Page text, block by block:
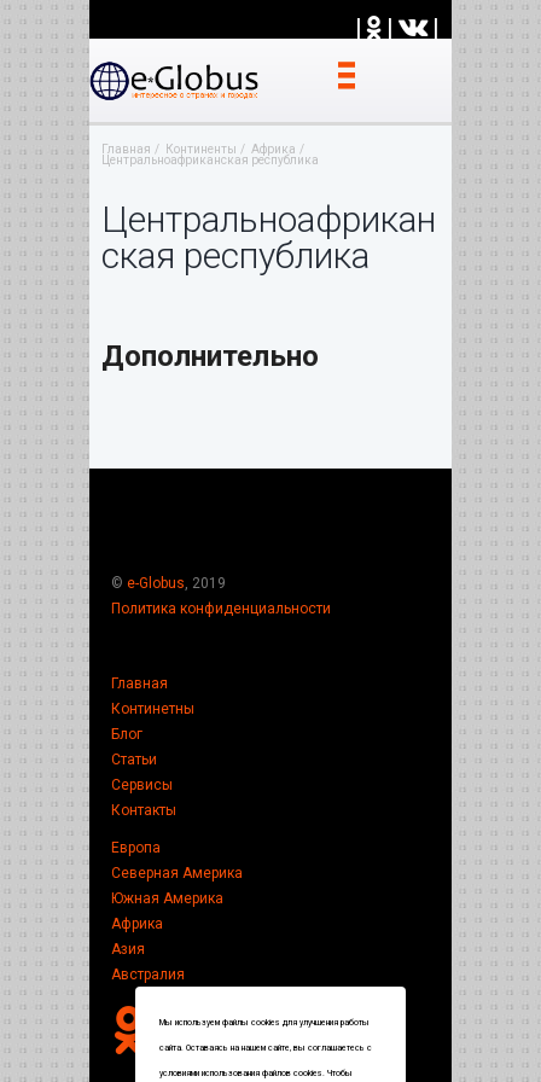
| | |
Главная Континенты
Африка
Центральноафриканская республика
Центральноафрикан
ская республика
Дополнительно
© e-Globus , 2019
Политика конфиденциальности
Главная
Континетны
Блог
Статьи
Сервисы
Контакты
Европа
Северная Америка
Южная Америка
Африка
Азия
Австралия
Мы используем файлы cookies для улучшения работы
сайта. Оставаясь на нашем сайте, вы соглашаетесь с
условиями использования файлов cookies. Чтобы